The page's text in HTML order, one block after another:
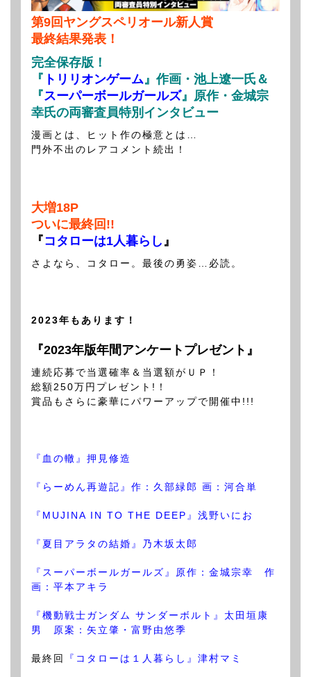
第9回ヤングスペリオール新人賞
最終結果発表！
完全保存版！
『 トリリオンゲーム』作画・池上遼一氏＆
『スーパーボールガールズ』原作・金城宗
幸氏の両審査員特別インタビュー
漫画とは、ヒット作の極意とは…
門外不出のレアコメント続出！
大増18P
ついに最終回!!
『コタローは1人暮らし 』
さよなら、コタロー。最後の勇姿…必読。
2023年もあります！
『2023年版年間アンケートプレゼント』
連続応募で当選確率＆当選額がＵＰ！
総額250万円プレゼント!！
賞品もさらに豪華にパワーアップで開催中!!!
『血の轍』押見修造
『らーめん再遊記』作：久部緑郎 画：河合単
『MUJINA IN TO THE DEEP』浅野いにお
『夏目アラタの結婚』乃木坂太郎
『スーパーボールガールズ』原作：金城宗幸 作
画：平本アキラ
『機動戦士ガンダム サンダーボルト』太田垣康
男 原案：矢立肇・富野由悠季
最終回 『コタローは１人暮らし』津村マミ